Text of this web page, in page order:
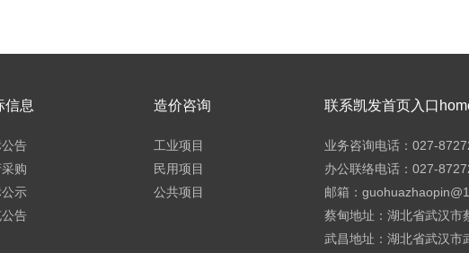
信息
告
购
示
告
造价咨询
工业项目
民用项目
公共项目
联系凯发首页入口
业务咨询电话：027-
办公联络电话：027-
邮箱：
蔡甸地址：湖北省武汉市
武昌地址：湖北省武汉市